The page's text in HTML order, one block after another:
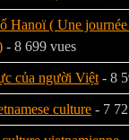
Hanoï ( Une
- 8 699 vues
của người Việt - 8
culture - 7